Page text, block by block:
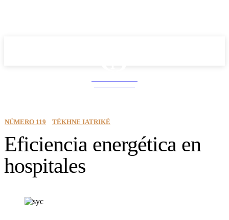
NÚMERO 119 TÉKHNE IATRIKÉ
Eficiencia energética en
hospitales